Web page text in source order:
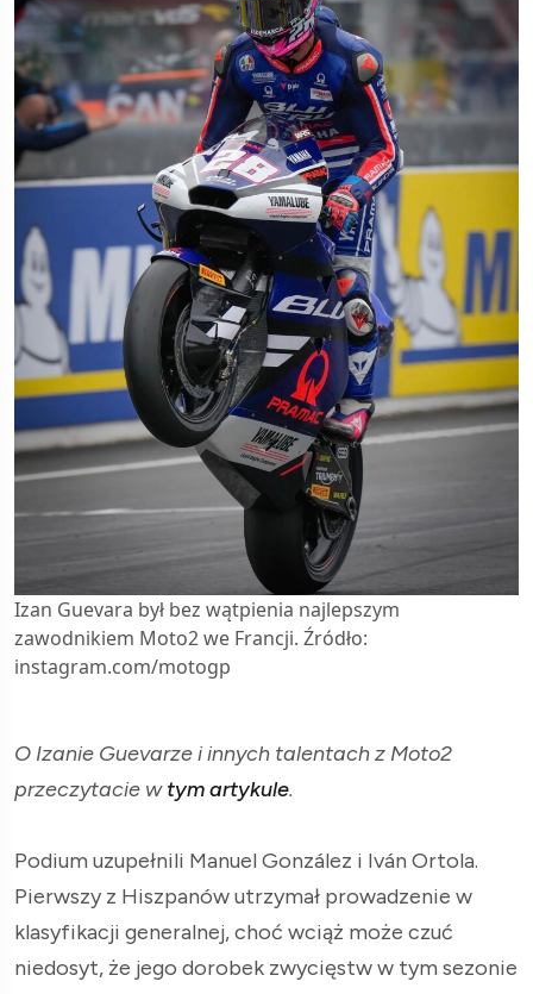
Izan Guevara był bez wątpienia najlepszym
zawodnikiem Moto2 we Francji. Źródło:
instagram.com/motogp
O Izanie Guevarze i innych talentach z Moto2
przeczytacie wtym artykule.
Podium uzupełnili Manuel González i Iván Ortola.
Pierwszy z Hiszpanów utrzymał prowadzenie w
klasyfikacji generalnej, choć wciąż może czuć
niedosyt, że jego dorobek zwycięstw w tym sezonie